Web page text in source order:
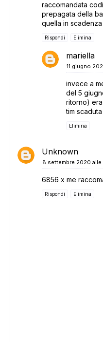
raccomandata
prepagata della
quella in scadenza
Rispondi Elimina
mariella
11 giugno
invece a
del 5
ritorno)
tim
Elimina
Unknown
8 settembre 2020 alle
6856 x me
Rispondi Elimina